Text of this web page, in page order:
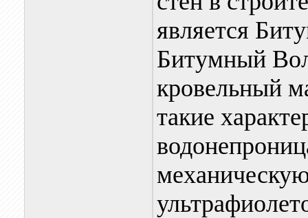
является
Битумный
кровельный
такие